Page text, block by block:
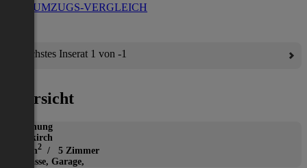
ZUM UMZUGS-VERGLEICH
Nächstes Inserat 1 von -1
Übersicht
Wohnung
Feldkirch
195 m2 / 5 Zimmer
Terrasse, Garage,